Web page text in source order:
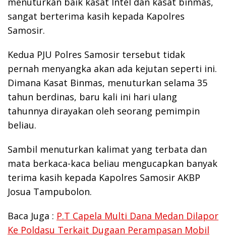
sangat berterima kasih kepada Kapolres
Samosir.
Kedua PJU Polres Samosir tersebut tidak
pernah menyangka akan ada kejutan seperti ini.
Dimana Kasat Binmas, menuturkan selama 35
tahun berdinas, baru kali ini hari ulang
tahunnya dirayakan oleh seorang pemimpin
beliau.
Sambil menuturkan kalimat yang terbata dan
mata berkaca-kaca beliau mengucapkan banyak
terima kasih kepada Kapolres Samosir AKBP
Josua Tampubolon.
Baca Juga : P.T Capela Multi Dana Medan Dilapor
Ke Poldasu Terkait Dugaan Perampasan Mobil